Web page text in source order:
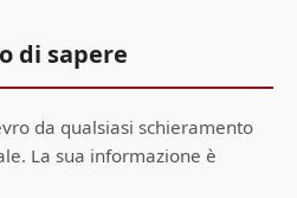
di sapere
da qualsiasi schieramento
La sua informazione è